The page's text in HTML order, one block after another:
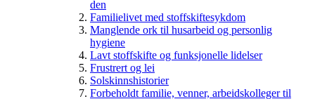
den
Familielivet med stoffskiftesykdom
Manglende ork til husarbeid og personlig
hygiene
Lavt stoffskifte og funksjonelle lidelser
Frustrert og lei
Solskinnshistorier
Forbeholdt familie, venner, arbeidskolleger til